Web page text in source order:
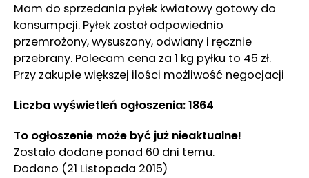
Mam do sprzedania pyłek kwiatowy gotowy do
konsumpcji. Pyłek został odpowiednio
przemrożony, wysuszony, odwiany i ręcznie
przebrany. Polecam cena za 1 kg pyłku to 45 zł.
Przy zakupie większej ilości możliwość negocjacji
Liczba wyświetleń ogłoszenia: 1864
To ogłoszenie może być już nieaktualne!
Zostało dodane ponad 60 dni temu.
Dodano (21 Listopada 2015)